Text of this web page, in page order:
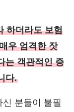
하더라도 보험
우 엄격한 잣
는 객관적인 증
다.
분들이 불필